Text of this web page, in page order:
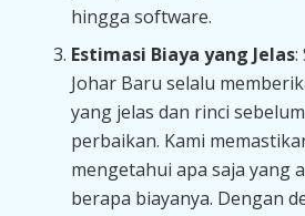
hingga software.
Estimasi Biaya yang Jelas:
Johar Baru selalu
yang jelas dan rinci
perbaikan. Kami
mengetahui apa saja yang
berapa biayanya. Dengan